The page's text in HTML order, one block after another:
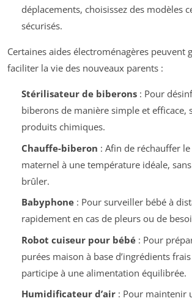
déplacements, choisissez des modèles
sécurisés.
Certaines aides électroménagères peuvent
faciliter la vie des nouveaux parents :
Stérilisateur de biberons: Pour
biberons de manière simple et efficace,
produits chimiques.
Chauffe-biberon : Afin de réchauffer
maternel à une température idéale,
brûler.
Babyphone: Pour surveiller bébé à
rapidement en cas de pleurs ou de
Robot cuiseur pour bébé: Pour
purées maison à base d’ingrédients
participe à une alimentation équilibrée.
Humidificateur d’air: Pour maintenir